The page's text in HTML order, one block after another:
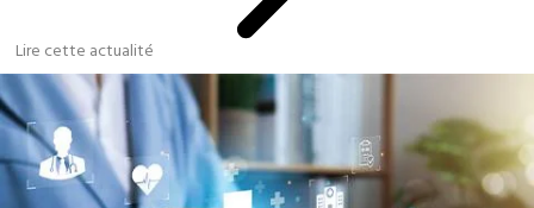
Lire cette actualité